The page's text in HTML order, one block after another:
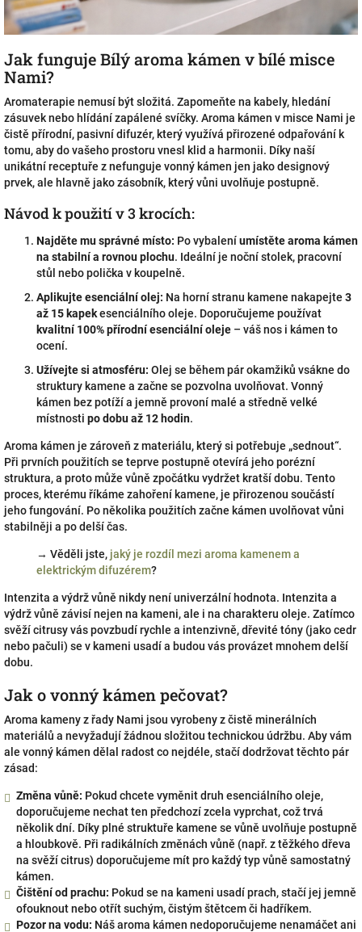
Jak funguje Bílý aroma kámen v bílé misce
Nami?
Aromaterapie nemusí být složitá. Zapomeňte na kabely, hledání
zásuvek nebo hlídání zapálené svíčky. Aroma kámen v misce Nami je
čistě přírodní, pasivní difuzér, který využívá přirozené odpařování k
tomu, aby do vašeho prostoru vnesl klid a harmonii. Díky naší
unikátní receptuře z nefunguje vonný kámen jen jako designový
prvek, ale hlavně jako zásobník, který vůni uvolňuje postupně.
Návod k použití v 3 krocích:
Najděte mu správné místo: Po vybaleníumístěte aroma kámen
na stabilní a rovnou plochu. Ideální je noční stolek, pracovní
stůl nebo polička v koupelně.
Aplikujte esenciální olej: Na horní stranu kamene nakapejte 3
až 15 kapekesenciálního oleje. Doporučujeme používat
kvalitní 100% přírodní esenciální oleje – váš nos i kámen to
ocení.
Užívejte si atmosféru: Olej se během pár okamžiků vsákne do
struktury kamene a začne se pozvolna uvolňovat. Vonný
kámen bez potíží a jemně provoní malé a středně velké
místnosti po dobu až 12 hodin.
Aroma kámen je zároveň z materiálu, který si potřebuje „sednout“.
Při prvních použitích se teprve postupně otevírá jeho porézní
struktura, a proto může vůně zpočátku vydržet kratší dobu. Tento
proces, kterému říkáme zahoření kamene, je přirozenou součástí
jeho fungování. Po několika použitích začne kámen uvolňovat vůni
stabilněji a po delší čas.
→ Věděli jste, jaký je rozdíl mezi aroma kamenem a
elektrickým difuzérem?
Intenzita a výdrž vůně nikdy není univerzální hodnota. Intenzita a
výdrž vůně závisí nejen na kameni, ale i na charakteru oleje. Zatímco
svěží citrusy vás povzbudí rychle a intenzivně, dřevité tóny (jako cedr
nebo pačuli) se v kameni usadí a budou vás provázet mnohem delší
dobu.
Jak o vonný kámen pečovat?
Aroma kameny z řady Nami jsou vyrobeny z čistě minerálních
materiálů a nevyžadují žádnou složitou technickou údržbu. Aby vám
ale vonný kámen dělal radost co nejdéle, stačí dodržovat těchto pár
zásad:
Změna vůně: Pokud chcete vyměnit druh esenciálního oleje,
doporučujeme nechat ten předchozí zcela vyprchat, což trvá
několik dní. Díky plné struktuře kamene se vůně uvolňuje postupně
a hloubkově. Při radikálních změnách vůně (např. z těžkého dřeva
na svěží citrus) doporučujeme mít pro každý typ vůně samostatný
kámen.
Čištění od prachu: Pokud se na kameni usadí prach, stačí jej jemně
ofouknout nebo otřít suchým, čistým štětcem či hadříkem.
Pozor na vodu: Náš aroma kámen nedoporučujeme nenamáčet ani